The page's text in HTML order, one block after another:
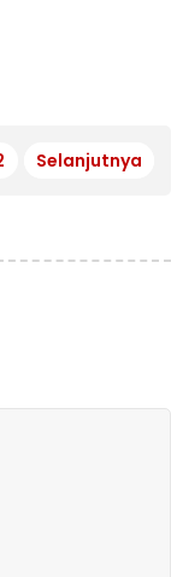
Selanjutnya